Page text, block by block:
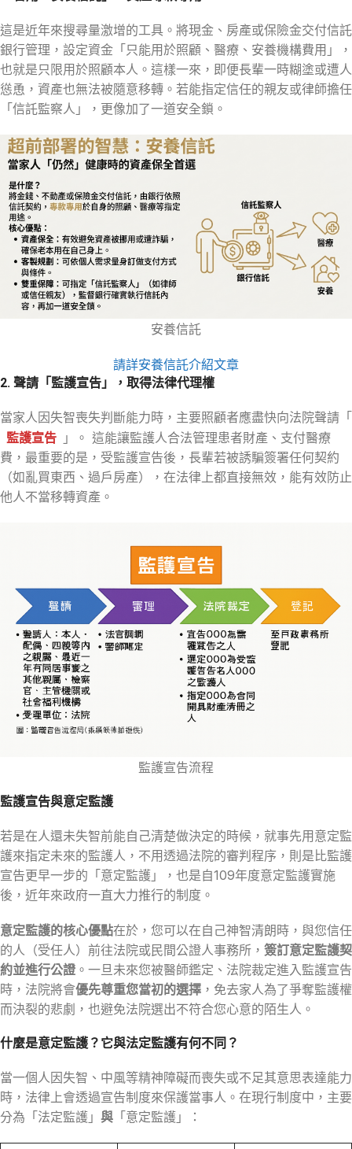
這是近年來搜尋量激增的工具。將現金、房產或保險金交付信託
銀行管理，設定資金「只能用於照顧、醫療、安養機構費用」，
也就是只限用於照顧本人。這樣一來，即便長輩一時糊塗或遭人
慫恿，資產也無法被隨意移轉。若能指定信任的親友或律師擔任
「信託監察人」，更像加了一道安全鎖。
安養信託
請詳安養信託介紹文章
2. 聲請「監護宣告」，取得法律代理權
當家人因失智喪失判斷能力時，主要照顧者應盡快向法院聲請「
監護宣告 」。 這能讓監護人合法管理患者財產、支付醫療
費，最重要的是，受監護宣告後，長輩若被誘騙簽署任何契約
（如亂買東西、過戶房產），在法律上都直接無效，能有效防止
他人不當移轉資產。
監護宣告流程
監護宣告與意定監護
若是在人還未失智前能自己清楚做決定的時候，就事先用意定監
護來指定未來的監護人，不用透過法院的審判程序，則是比監護
宣告更早一步的「意定監護」，也是自109年度意定監護實施
後，近年來政府一直大力推行的制度。
意定監護的核心優點在於，您可以在自己神智清朗時，與您信任
的人（受任人）前往法院或民間公證人事務所， 簽訂意定監護契
約並進行公證 。一旦未來您被醫師鑑定、法院裁定進入監護宣告
時，法院將會優先尊重您當初的選擇 ，免去家人為了爭奪監護權
而決裂的悲劇，也避免法院選出不符合您心意的陌生人。
什麼是意定監護？它與法定監護有何不同？
當一個人因失智、中風等精神障礙而喪失或不足其意思表達能力
時，法律上會透過宣告制度來保護當事人。在現行制度中，主要
分為「法定監護」 與 「意定監護」：